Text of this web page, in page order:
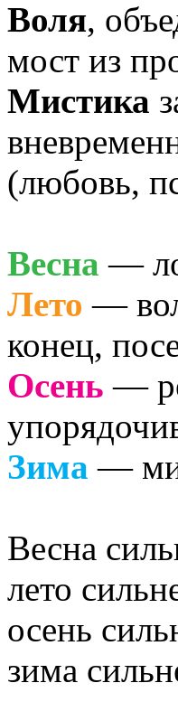
Воля,
мост из
Мистика
(любовь,
Весна —
Лето —
конец,
Осень —
Зима —
Весна
лето
осень
зима